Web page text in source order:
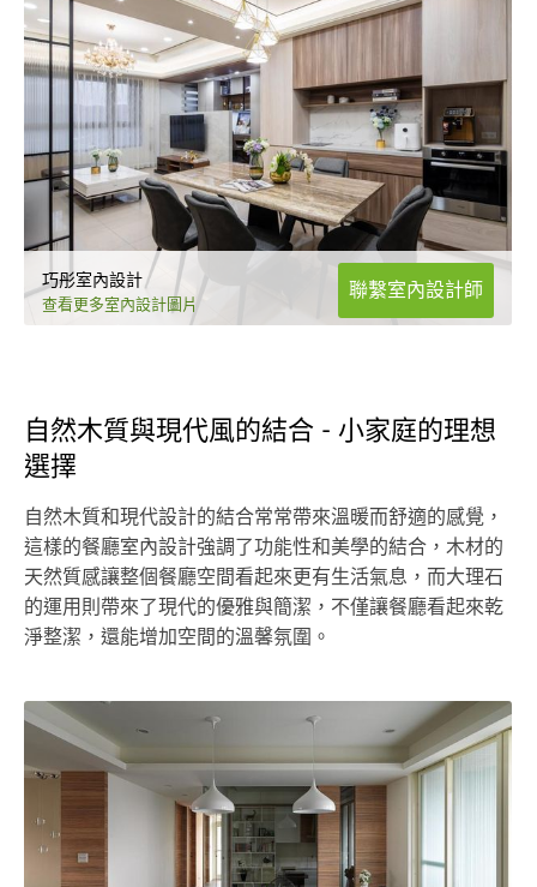
巧彤室內設計
查看更多室內設計圖片
聯繫室內設計師
自然木質與現代風的結合 - 小家庭的理想
選擇
自然木質和現代設計的結合常常帶來溫暖而舒適的感覺，
這樣的餐廳室內設計強調了功能性和美學的結合，木材的
天然質感讓整個餐廳空間看起來更有生活氣息，而大理石
的運用則帶來了現代的優雅與簡潔，不僅讓餐廳看起來乾
淨整潔，還能增加空間的溫馨氛圍。